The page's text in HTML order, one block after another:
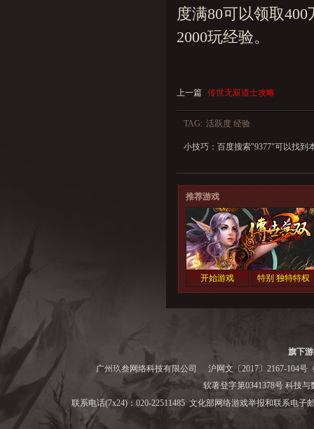
度满80可以领取
2000玩经验。
上一篇 传世无双道士攻略
TAG: 活跃度 经验
小技巧：百度搜索"9377"可以找到
推荐游戏
开始游戏 特别 独特特权
旗下
广州玖叁网络科技有限公司
沪网文〔2017〕2167-104号
软著登字第0341378号 科技
联系电话(7x24)：020-22511485 文化部网络游戏举报和联系电